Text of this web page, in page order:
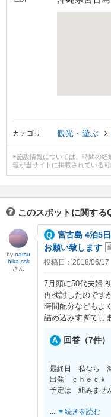
カテゴリ 観光・遊ぶ
※施設情報については、時間の経
報が当サイトに掲載されている可
このスポットに関する
宮古島 4泊5
お願い致します
投稿日：2018/06/17
7月頭に50代夫婦
再検討したのですが
時間配分などもよ
詰め込みすぎてし
回答（7件）
最終日 私なら 海
出発 ｃｈｅｃ
予定は 組みませ
... 続きを読む
bynatsu
hika ssk
さん